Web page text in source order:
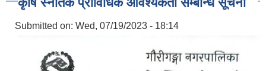
Submitted on: Wed, 07/19/2023 - 18:14